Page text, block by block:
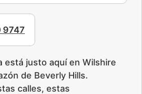
9747
está justo aquí en Wilshire
de Beverly Hills.
calles, estas